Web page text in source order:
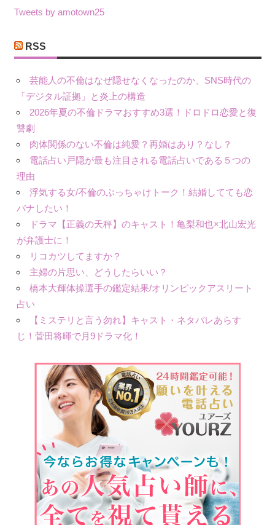
ゴ
ー
Tweets by amotown25
RSS
芸能人の不倫はなぜ隠せなくなったのか、SNS時代の
「デジタル証拠」と炎上の構造
2026年夏の不倫ドラマおすすめ3選！ドロドロ恋愛と復
讐劇
肉体関係のない不倫は純愛？再婚はあり？なし？
電話占い戸隠が最も注目される電話占いである５つの
理由
浮気する女/不倫のぶっちゃけトーク！結婚してても恋
バナしたい！
ドラマ【正義の天秤】のキャスト！亀梨和也×北山宏光
が弁護士に！
リコカツしてますか？
主婦の片思い、どうしたらいい？
橋本大輝体操選手の鑑定結果/オリンピックアスリート
占い
【ミステリと言う勿れ】キャスト・ネタバレあらす
じ！菅田将暉で月9ドラマ化！